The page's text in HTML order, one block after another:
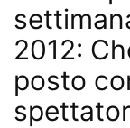
2012:
posto